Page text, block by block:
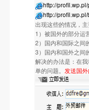
http://
http://
出现这些的情况，
1）被国外的部分运
2）国内和国际之间
3）国内和国外之间
解决的办法是：在
单的问题。 发送国